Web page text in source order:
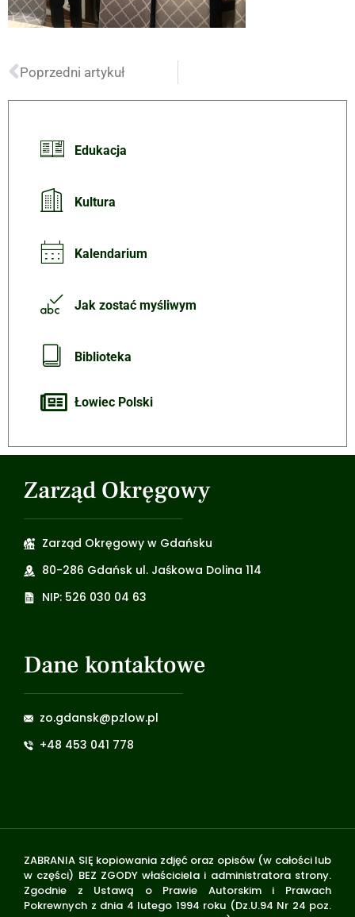
Poprzedni artykuł
Edukacja
Kultura
Kalendarium
Jak zostać myśliwym
Biblioteka
Łowiec Polski
Zarząd Okręgowy
Zarząd Okręgowy w Gdańsku
80-286 Gdańsk ul. Jaśkowa Dolina 114
NIP: 526 030 04 63
Dane kontaktowe
zo.gdansk@pzlow.pl
+48 453 041 778
ZABRANIA SIĘ kopiowania zdjęć oraz opisów (w całości lub
w części) BEZ ZGODY właściciela i administratora strony.
Zgodnie z Ustawą o Prawie Autorskim i Prawach
Pokrewnych z dnia 4 lutego 1994 roku (Dz.U.94 Nr 24 poz.